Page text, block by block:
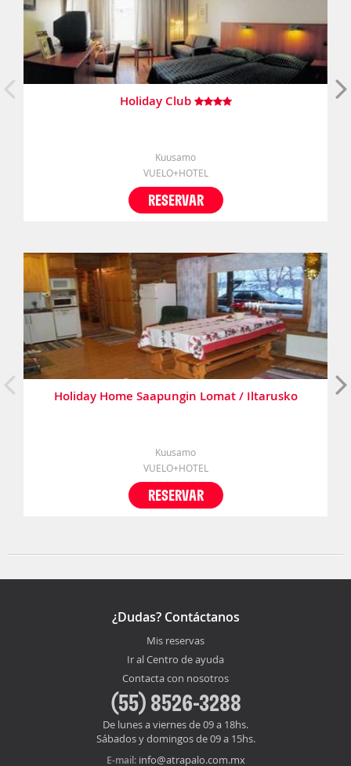
Holiday Club
Kuusamo
VUELO+HOTEL
RESERVAR
Holiday Home Saapungin Lomat / Iltarusko
Kuusamo
VUELO+HOTEL
RESERVAR
¿Dudas? Contáctanos
Mis reservas
Ir al Centro de ayuda
Contacta con nosotros
(55) 8526-3288
De lunes a viernes de 09 a 18hs.
Sábados y domingos de 09 a 15hs.
E-mail: info@atrapalo.com.mx